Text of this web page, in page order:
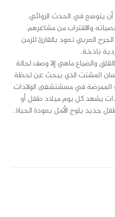
أن يتوسع في الحدث الروائي.
والاقتراب من مشاعرهم.
العربي تعود بالقارئ للزمن
باذخة.
والضياع ماهي إلا وصف لحالة
المشتت الذي يبحث عن لحظة
الممرضة في مسشتشفى الولادات
يشهد كل يوم ميلاد طفل أو
جديد يلوح الأمل بعودة الحياة..